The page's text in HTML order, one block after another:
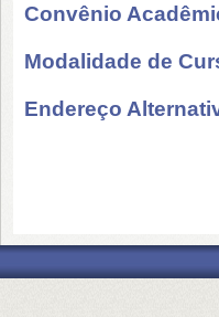
Convênio
Modalidade de
Endereço